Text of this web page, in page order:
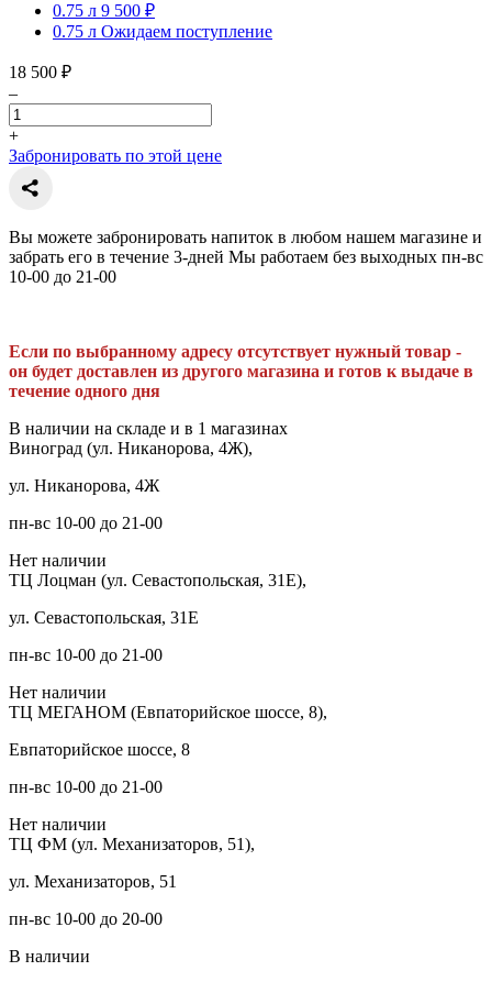
0.75 л 9 500 ₽
0.75 л Ожидаем поступление
18 500 ₽
–
+
Забронировать по этой цене
Вы можете забронировать напиток в любом нашем магазине и
забрать его в течение 3-дней Мы работаем без выходных пн-вс
10-00 до 21-00
Если по выбранному адресу отсутствует нужный товар -
он будет доставлен из другого магазина и готов к выдаче в
течение одного дня
В наличии на складе и в 1 магазинах
Виноград (ул. Никанорова, 4Ж),
ул. Никанорова, 4Ж
пн-вс 10-00 до 21-00
Нет наличии
ТЦ Лоцман (ул. Севастопольская, 31Е),
ул. Севастопольская, 31Е
пн-вс 10-00 до 21-00
Нет наличии
ТЦ МЕГАНОМ (Евпаторийское шоссе, 8),
Евпаторийское шоссе, 8
пн-вс 10-00 до 21-00
Нет наличии
ТЦ ФМ (ул. Механизаторов, 51),
ул. Механизаторов, 51
пн-вс 10-00 до 20-00
В наличии